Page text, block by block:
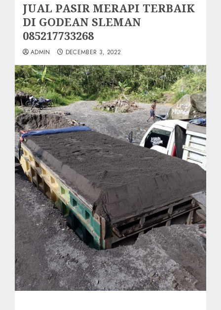
JUAL PASIR MERAPI TERBAIK
DI GODEAN SLEMAN
085217733268
ADMIN DECEMBER 3, 2022